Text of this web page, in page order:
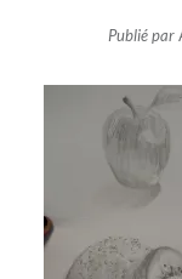
Publié par